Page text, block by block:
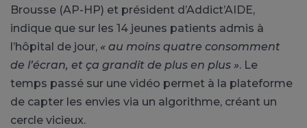
Brousse (AP-HP) et président d’Addict’AIDE,
indique que sur les 14 jeunes patients admis à
l’hôpital de jour, « au moins quatre consomment
de l’écran, et ça grandit de plus en plus ». Le
temps passé sur une vidéo permet à la plateforme
de capter les envies via un algorithme, créant un
cercle vicieux.